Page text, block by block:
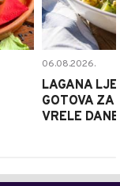
06.08.2026.
LAGANA
GOTOVA ZA
VRELE DANE